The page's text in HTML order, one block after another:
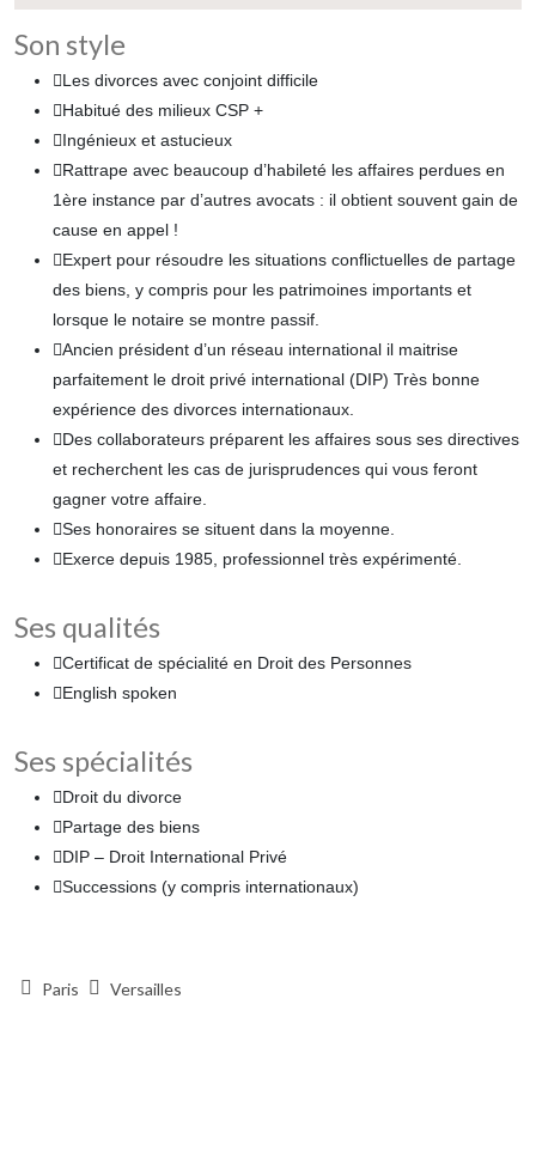
Son style
Les divorces avec conjoint difficile
Habitué des milieux CSP +
Ingénieux et astucieux
Rattrape avec beaucoup d’habileté les affaires perdues en
1ère instance par d’autres avocats : il obtient souvent gain de
cause en appel !
Expert pour résoudre les situations conflictuelles de partage
des biens, y compris pour les patrimoines importants et
lorsque le notaire se montre passif.
Ancien président d’un réseau international il maitrise
parfaitement le droit privé international (DIP) Très bonne
expérience des divorces internationaux.
Des collaborateurs préparent les affaires sous ses directives
et recherchent les cas de jurisprudences qui vous feront
gagner votre affaire.
Ses honoraires se situent dans la moyenne.
Exerce depuis 1985, professionnel très expérimenté.
Ses qualités
Certificat de spécialité en Droit des Personnes
English spoken
Ses spécialités
Droit du divorce
Partage des biens
DIP – Droit International Privé
Successions (y compris internationaux)
Paris Versailles